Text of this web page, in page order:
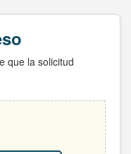
que la solicitud